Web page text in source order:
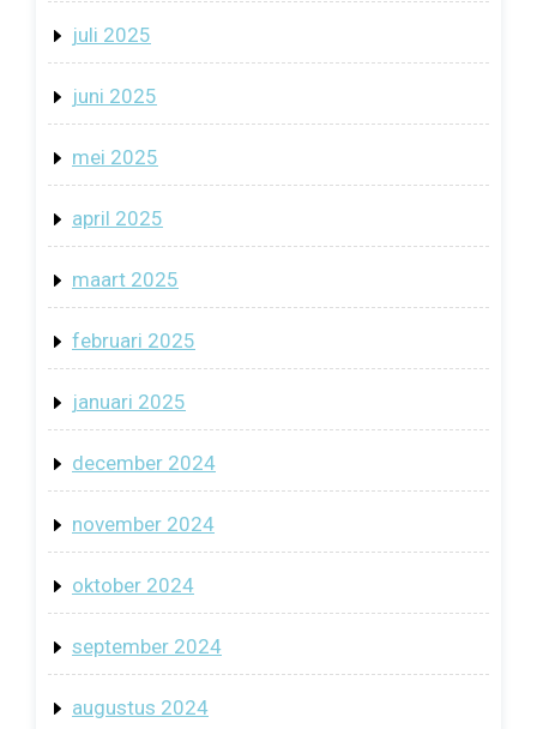
juli 2025
juni 2025
mei 2025
april 2025
maart 2025
februari 2025
januari 2025
december 2024
november 2024
oktober 2024
september 2024
augustus 2024